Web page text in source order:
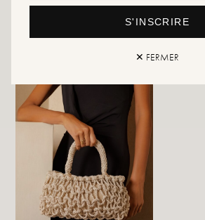
Rico Off White
Jon Camel
S'INSCRIRE
✕ FERMER